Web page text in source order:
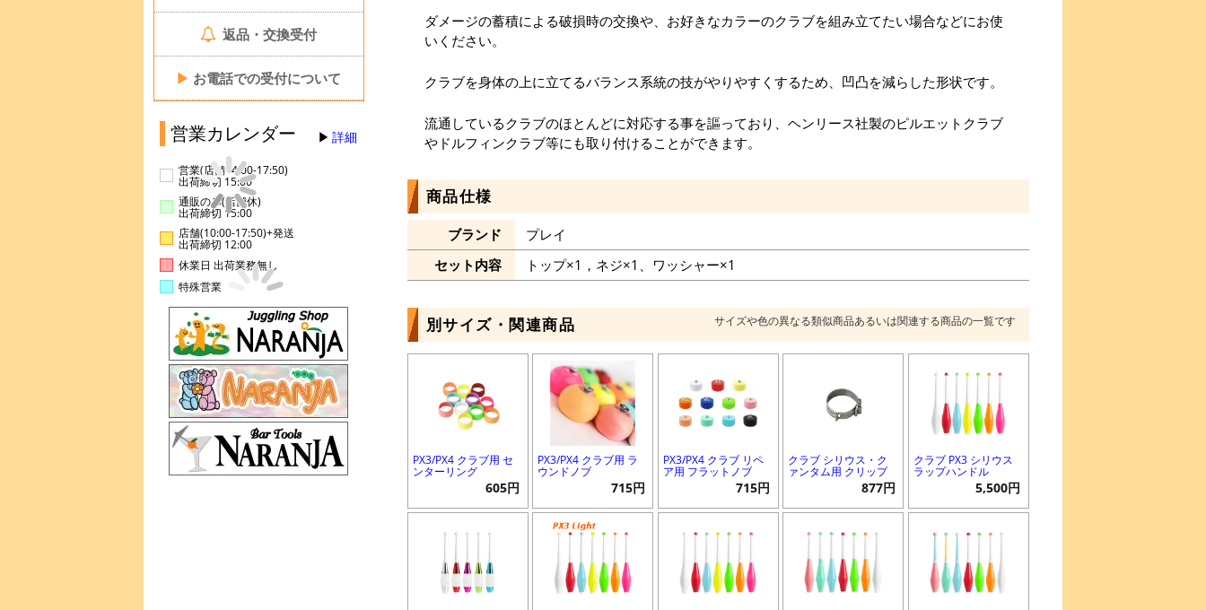
返品・交換受付
▶ お電話での受付について
営業カレンダー 詳細
営業(店舗14:00-17:50)
出荷締切 15:00
通販のみ(店舗休)
出荷締切 15:00
店舗(10:00-17:50)+発送
出荷締切 12:00
休業日 出荷業務無し
特殊営業
ダメージの蓄積による破損時の交換や、お好きなカラーのクラブを組み立てたい場合などにお使
いください。
クラブを身体の上に立てるバランス系統の技がやりやすくするため、凹凸を減らした形状です。
流通しているクラブのほとんどに対応する事を謳っており、ヘンリース社製のピルエットクラブ
やドルフィンクラブ等にも取り付けることができます。
商品仕様
ブランド
プレイ
セット内容
トップ×1，ネジ×1、ワッシャー×1
別サイズ・関連商品 サイズや色の異なる類似商品あるいは関連する商品の一覧です
PX3/PX4 クラブ用 セ
ンターリング
605円
PX3/PX4 クラブ用 ラ
ウンドノブ
715円
PX3/PX4 クラブ リペ
ア用 フラットノブ
715円
クラブ シリウス・ク
ァンタム用 クリップ
877円
クラブ PX3 シリウス
ラップハンドル
5,500円